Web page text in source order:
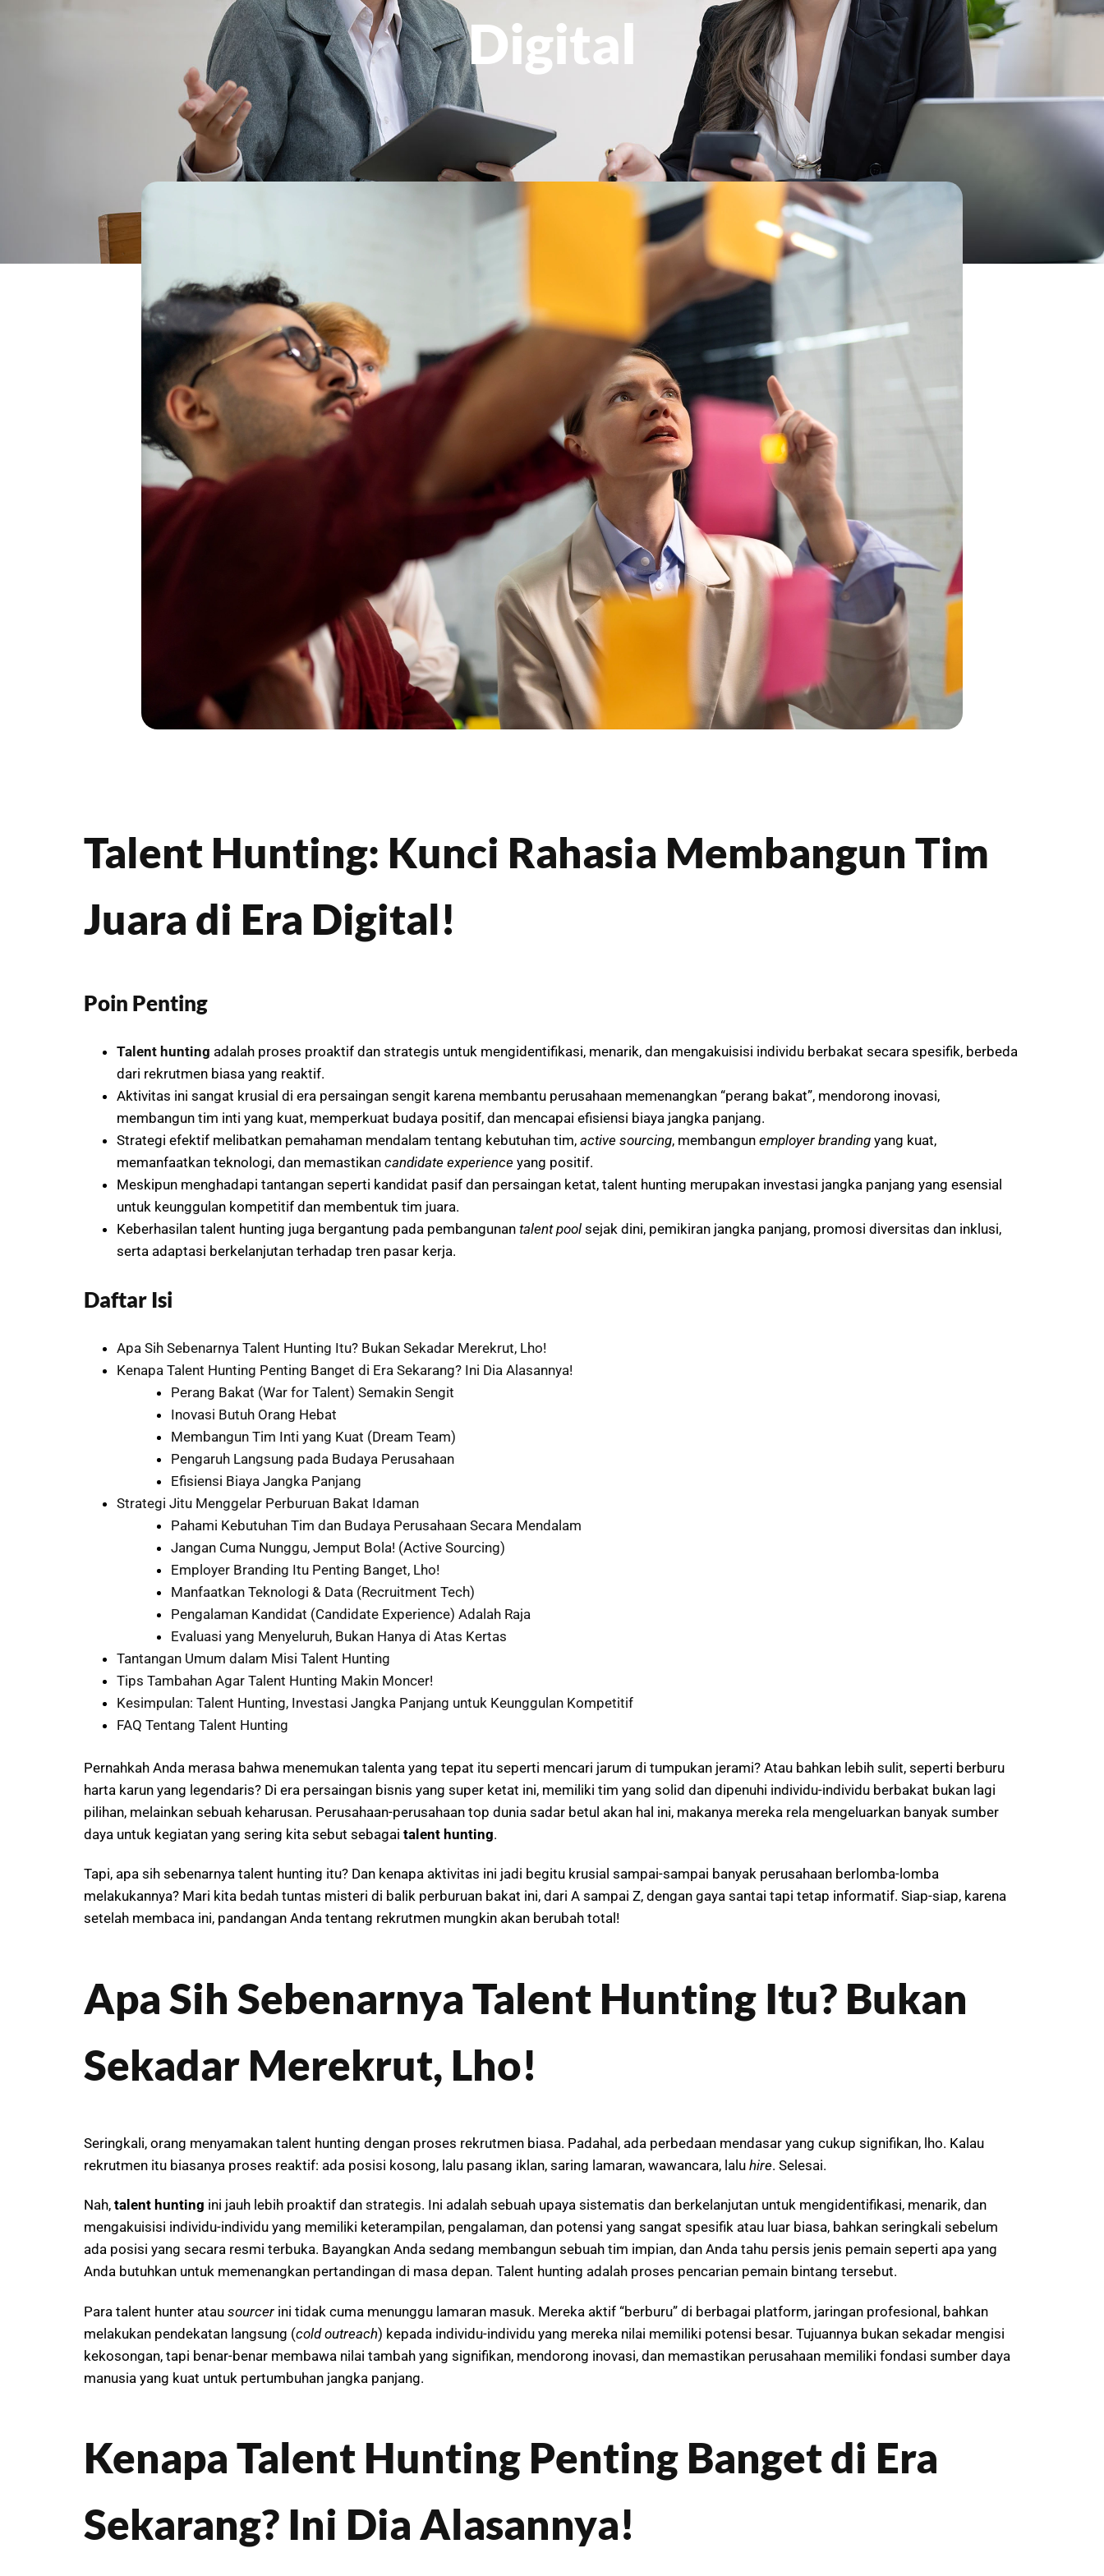
Digital
Talent Hunting: Kunci Rahasia Membangun Tim
Juara di Era Digital!
Poin Penting
Talent hunting adalah proses proaktif dan strategis untuk mengidentifikasi, menarik, dan mengakuisisi individu berbakat secara spesifik, berbeda
dari rekrutmen biasa yang reaktif.
Aktivitas ini sangat krusial di era persaingan sengit karena membantu perusahaan memenangkan “perang bakat”, mendorong inovasi,
membangun tim inti yang kuat, memperkuat budaya positif, dan mencapai efisiensi biaya jangka panjang.
Strategi efektif melibatkan pemahaman mendalam tentang kebutuhan tim, active sourcing, membangun employer branding yang kuat,
memanfaatkan teknologi, dan memastikan candidate experience yang positif.
Meskipun menghadapi tantangan seperti kandidat pasif dan persaingan ketat, talent hunting merupakan investasi jangka panjang yang esensial
untuk keunggulan kompetitif dan membentuk tim juara.
Keberhasilan talent hunting juga bergantung pada pembangunan talent pool sejak dini, pemikiran jangka panjang, promosi diversitas dan inklusi,
serta adaptasi berkelanjutan terhadap tren pasar kerja.
Daftar Isi
Apa Sih Sebenarnya Talent Hunting Itu? Bukan Sekadar Merekrut, Lho!
Kenapa Talent Hunting Penting Banget di Era Sekarang? Ini Dia Alasannya!
Perang Bakat (War for Talent) Semakin Sengit
Inovasi Butuh Orang Hebat
Membangun Tim Inti yang Kuat (Dream Team)
Pengaruh Langsung pada Budaya Perusahaan
Efisiensi Biaya Jangka Panjang
Strategi Jitu Menggelar Perburuan Bakat Idaman
Pahami Kebutuhan Tim dan Budaya Perusahaan Secara Mendalam
Jangan Cuma Nunggu, Jemput Bola! (Active Sourcing)
Employer Branding Itu Penting Banget, Lho!
Manfaatkan Teknologi & Data (Recruitment Tech)
Pengalaman Kandidat (Candidate Experience) Adalah Raja
Evaluasi yang Menyeluruh, Bukan Hanya di Atas Kertas
Tantangan Umum dalam Misi Talent Hunting
Tips Tambahan Agar Talent Hunting Makin Moncer!
Kesimpulan: Talent Hunting, Investasi Jangka Panjang untuk Keunggulan Kompetitif
FAQ Tentang Talent Hunting
Pernahkah Anda merasa bahwa menemukan talenta yang tepat itu seperti mencari jarum di tumpukan jerami? Atau bahkan lebih sulit, seperti berburu
harta karun yang legendaris? Di era persaingan bisnis yang super ketat ini, memiliki tim yang solid dan dipenuhi individu-individu berbakat bukan lagi
pilihan, melainkan sebuah keharusan. Perusahaan-perusahaan top dunia sadar betul akan hal ini, makanya mereka rela mengeluarkan banyak sumber
daya untuk kegiatan yang sering kita sebut sebagai talent hunting.
Tapi, apa sih sebenarnya talent hunting itu? Dan kenapa aktivitas ini jadi begitu krusial sampai-sampai banyak perusahaan berlomba-lomba
melakukannya? Mari kita bedah tuntas misteri di balik perburuan bakat ini, dari A sampai Z, dengan gaya santai tapi tetap informatif. Siap-siap, karena
setelah membaca ini, pandangan Anda tentang rekrutmen mungkin akan berubah total!
Apa Sih Sebenarnya Talent Hunting Itu? Bukan
Sekadar Merekrut, Lho!
Seringkali, orang menyamakan talent hunting dengan proses rekrutmen biasa. Padahal, ada perbedaan mendasar yang cukup signifikan, lho. Kalau
rekrutmen itu biasanya proses reaktif: ada posisi kosong, lalu pasang iklan, saring lamaran, wawancara, lalu hire. Selesai.
Nah, talent hunting ini jauh lebih proaktif dan strategis. Ini adalah sebuah upaya sistematis dan berkelanjutan untuk mengidentifikasi, menarik, dan
mengakuisisi individu-individu yang memiliki keterampilan, pengalaman, dan potensi yang sangat spesifik atau luar biasa, bahkan seringkali sebelum
ada posisi yang secara resmi terbuka. Bayangkan Anda sedang membangun sebuah tim impian, dan Anda tahu persis jenis pemain seperti apa yang
Anda butuhkan untuk memenangkan pertandingan di masa depan. Talent hunting adalah proses pencarian pemain bintang tersebut.
Para talent hunter atau sourcer ini tidak cuma menunggu lamaran masuk. Mereka aktif “berburu” di berbagai platform, jaringan profesional, bahkan
melakukan pendekatan langsung (cold outreach) kepada individu-individu yang mereka nilai memiliki potensi besar. Tujuannya bukan sekadar mengisi
kekosongan, tapi benar-benar membawa nilai tambah yang signifikan, mendorong inovasi, dan memastikan perusahaan memiliki fondasi sumber daya
manusia yang kuat untuk pertumbuhan jangka panjang.
Kenapa Talent Hunting Penting Banget di Era
Sekarang? Ini Dia Alasannya!